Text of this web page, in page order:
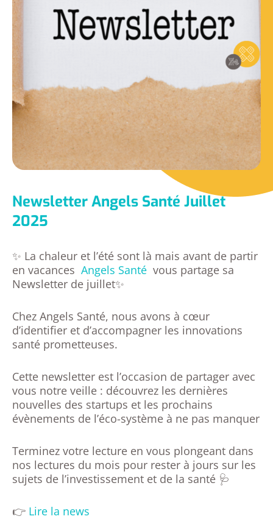
Newsletter Angels Santé Juillet
2025
✨ La chaleur et l’été sont là mais avant de partir
en vacances Angels Santé vous partage sa
Newsletter de juillet✨
Chez Angels Santé, nous avons à cœur
d’identifier et d’accompagner les innovations
santé prometteuses.
Cette newsletter est l’occasion de partager avec
vous notre veille : découvrez les dernières
nouvelles des startups et les prochains
évènements de l’éco-système à ne pas manquer
Terminez votre lecture en vous plongeant dans
nos lectures du mois pour rester à jours sur les
sujets de l’investissement et de la santé 🩺
👉 Lire la news